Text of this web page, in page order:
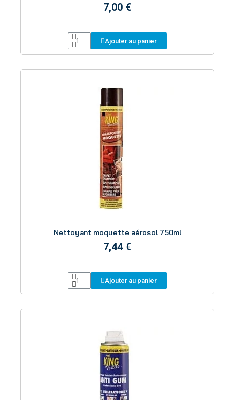
7,00 €
Ajouter au panier
Nettoyant moquette aérosol 750ml
7,44 €
Ajouter au panier